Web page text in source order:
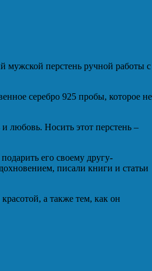
мужской перстень ручной работы с
серебро 925 пробы, которое не
любовь. Носить этот перстень –
его своему другу-
писали книги и статьи
а также тем, как он